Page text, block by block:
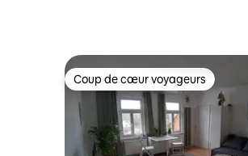
Coup de cœur voyageurs
Coup de cœur voyageurs